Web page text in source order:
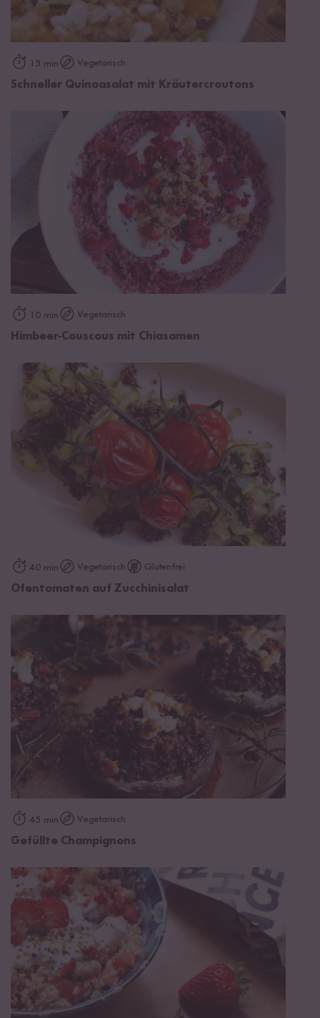
15 min Vegetarisch
Schneller Quinoasalat mit Kräutercroutons
10 min Vegetarisch
Himbeer-Couscous mit Chiasamen
40 min Vegetarisch Glutenfrei
Ofentomaten auf Zucchinisalat
45 min Vegetarisch
Gefüllte Champignons